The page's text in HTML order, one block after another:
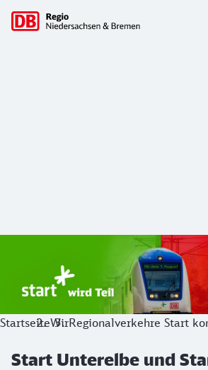
Hauptnavigation
Start Unterelbe und
Ab August 2026 ist Start Teil der DB
StartseiteWirRegionalverkehre Start
Start Unterelbe und